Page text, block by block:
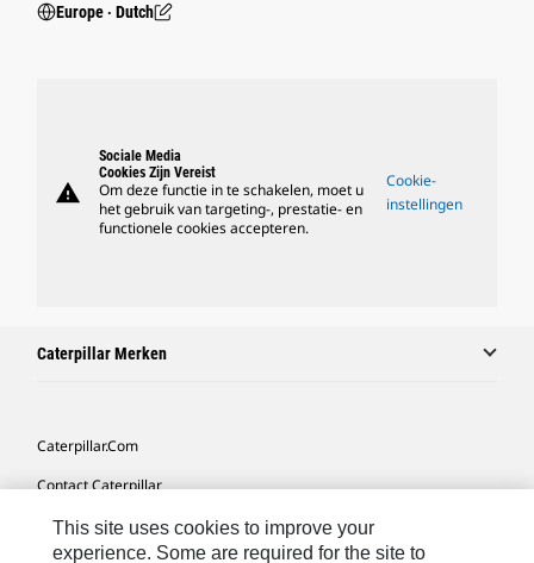
Europe ‧ Dutch
warning
Sociale Media
Cookies Zijn Vereist
Om deze functie in te schakelen, moet u
het gebruik van targeting-, prestatie- en
functionele cookies accepteren.
Cookie-
instellingen
Caterpillar Merken
Caterpillar.com
Contact Caterpillar
Mijn Marketingvoorkeuren
This site uses cookies to improve your
experience. Some are required for the site to